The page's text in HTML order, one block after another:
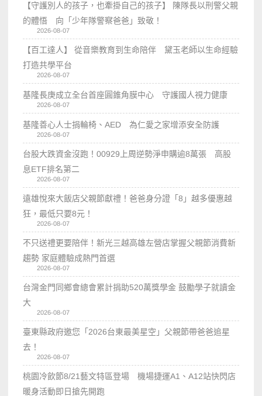
【守護別人的孩子，也牽掛自己的孩子】 陳隊長以刑警父親
的體悟 向「少年隊警察爸爸」致敬！
2026-08-07
【百工達人】 從音樂教育到生命陪伴 黛玉老師以生命經驗
打造共學平台
2026-08-07
基隆長庚成立全台首座圓錐角膜中心 守護國人視力健康
2026-08-07
基隆善心人士捐輪椅、AED 為仁愛之家增添安全防護
2026-08-07
台股大跌資金沒跑！00929上周逆勢淨申購逾8萬張 高股
息ETF排名第二
2026-08-07
遠雄悅來大飯店父親節獻禮！爸爸身分證「8」越多優惠越
狂，最低只要8元！
2026-08-07
不只送禮更要陪伴！新光三越高雄左營店掌握父親節消費新
趨勢 家庭體驗成熱門首選
2026-08-07
台灣金門同鄉會總會累計捐助520萬獎學金 鼓勵學子就讀金
大
2026-08-07
臺東縣政府邀您「2026台東最美星空」父親節帶爸爸追星
去！
2026-08-07
桃園冷飲節8/21藝文特區登場 機場捷運A1、A12站快閃店
暖身活動即日搶先開跑